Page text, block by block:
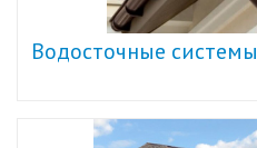
Водосточные системы